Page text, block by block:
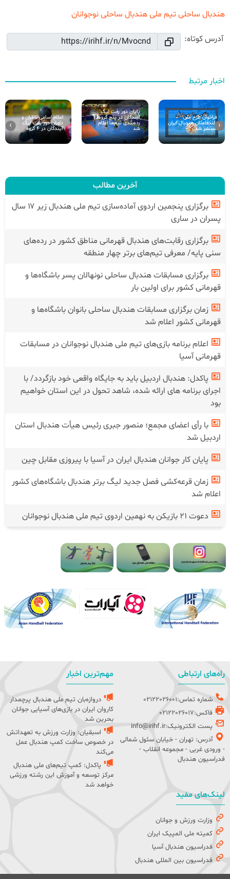
هندبال ساحلیتیم ملی هندبال ساحلی نوجوانان
آدرس کوتاه:
اخبار مرتبط
فراخوان طرح ملی
بلند‌قامتان هندبال ایران
منتشر شد
پایان دور رفت لیگ
آیندگان در پنج گروه/
رده‌بندی تیم‌ها اعلام
شد
اعلام اسامی ناظران و
داوران دور رفت لیگ
آیندگان در 4 گروه
‹
›
آخرین مطالب
برگزاری پنجمین اردوی آماده‌سازی تیم ملی هندبال زیر ۱۷ سال
پسران در ساری
برگزاری رقابت‌های هندبال قهرمانی مناطق کشور در رده‌های
سنی پایه/ معرفی تیم‌های برتر چهار منطقه
برگزاری مسابقات هندبال ساحلی نونهالان پسر باشگاه‌ها و
قهرمانی کشور برای اولین بار
زمان برگزاری مسابقات هندبال ساحلی بانوان باشگاه‌ها و
قهرمانی کشور اعلام شد
اعلام برنامه بازی‌های تیم ملی هندبال نوجوانان در مسابقات
قهرمانی آسیا
پاکدل: هندبال اردبیل باید به جایگاه واقعی خود بازگردد/ با
اجرای برنامه های ارائه شده، شاهد تحول در این استان خواهیم
بود
با رأی اعضای مجمع؛ منصور جبری رئیس هیأت هندبال استان
اردبیل شد
پایان کار جوانان هندبال ایران در آسیا با پیروزی مقابل چین
زمان قرعه‌کشی فصل جدید لیگ برتر هندبال باشگاه‌های کشور
اعلام شد
دعوت ۲۱ بازیکن به نهمین اردوی تیم ملی هندبال نوجوانان
راه‌های ارتباطی
شماره تماس:02122026001
فاکس:02122026017
پست الکترونیک:info@irihf.ir
آدرس: تهران - خیابان سئول شمالی
- ورودی غربی - مجموعه انقلاب -
فدراسیون هندبال
مهم‌ترین اخبار
دروازه‌بان تیم ملی هندبال پرچمدار
کاروان ایران در بازی‌های آسیایی جوانان
بحرین شد
اسبقیان: وزارت ورزش به تعهداتش
در خصوص ساخت کمپ هندبال عمل
می‌کند
پاکدل: کمپ تیم‌های ملی هندبال
مرکز توسعه و آموزش این رشته ورزشی
خواهد شد
لینک‌های مفید
وزارت ورزش و جوانان
کمیته ملی المپیک ایران
فدراسیون هندبال آسیا
فدراسیون بین المللی هندبال